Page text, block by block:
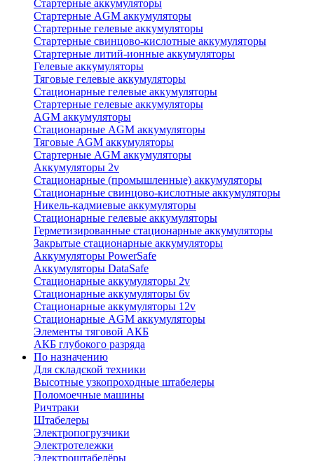
Стартерные аккумуляторы
Стартерные AGM аккумуляторы
Стартерные гелевые аккумуляторы
Стартерные свинцово-кислотные аккумуляторы
Стартерные литий-ионные аккумуляторы
Гелевые аккумуляторы
Тяговые гелевые аккумуляторы
Стационарные гелевые аккумуляторы
Стартерные гелевые аккумуляторы
AGM аккумуляторы
Стационарные AGM аккумуляторы
Тяговые AGM аккумуляторы
Стартерные AGM аккумуляторы
Аккумуляторы 2v
Стационарные (промышленные) аккумуляторы
Стационарные свинцово-кислотные аккумуляторы
Никель-кадмиевые аккумуляторы
Стационарные гелевые аккумуляторы
Герметизированные стационарные аккумуляторы
Закрытые стационарные аккумуляторы
Аккумуляторы PowerSafe
Аккумуляторы DataSafe
Стационарные аккумуляторы 2v
Стационарные аккумуляторы 6v
Стационарные аккумуляторы 12v
Стационарные AGM аккумуляторы
Элементы тяговой АКБ
АКБ глубокого разряда
По назначению
Для складской техники
Высотные узкопроходные штабелеры
Поломоечные машины
Ричтраки
Штабелеры
Электропогрузчики
Электротележки
Электроштабелёры